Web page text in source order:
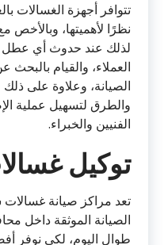
تتوافر أجهزة الغسالات
نظرًا لأهميتها،
لذلك عند حدوث أي عطل
العملاء، والقيام
الصيانة، وعلاوة على ذلك
والطرق لتسهيل عملية
الفنيين والخبراء.
توكيل
تعد مراكز صيانة
الصيانة الموثقة داخل
طوال اليوم، لكي نوفر